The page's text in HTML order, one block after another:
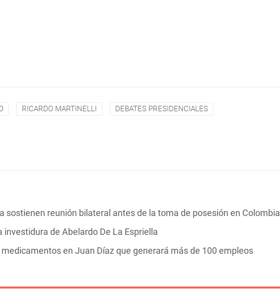
RICARDO MARTINELLI DEBATES PRESIDENCIALES
sostienen reunión bilateral antes de la toma de posesión en Colombia
de Abelardo De La Espriella
en Juan Díaz que generará más de 100 empleos